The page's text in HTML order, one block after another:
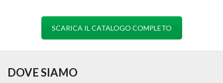
SCARICA IL CATALOGO COMPLETO
DOVE SIAMO